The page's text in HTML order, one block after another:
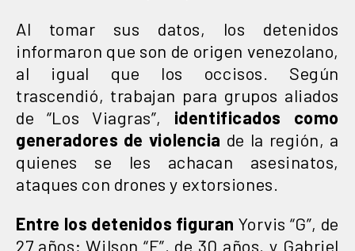
Al tomar sus datos, los detenidos
informaron que son de origen venezolano,
al igual que los occisos. Según
trascendió, trabajan para grupos aliados
de “Los Viagras”, identificados como
generadores de violencia de la región, a
quienes se les achacan asesinatos,
ataques con drones y extorsiones.
Entre los detenidos figuran Yorvis “G”, de
27 años; Wilson “E”, de 30 años, y Gabriel